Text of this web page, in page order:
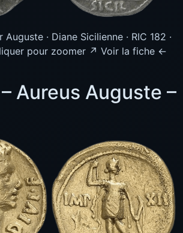
· Diane Sicilienne · RIC 182 ·
pour zoomer ↗ Voir la fiche ←
Aureus Auguste –